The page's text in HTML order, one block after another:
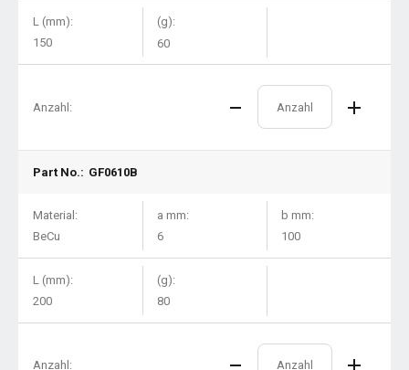
L (mm):
150
(g):
60
Anzahl:
Part No.: GF0610B
Material:
BeCu
a mm:
6
b mm:
100
L (mm):
200
(g):
80
Anzahl: